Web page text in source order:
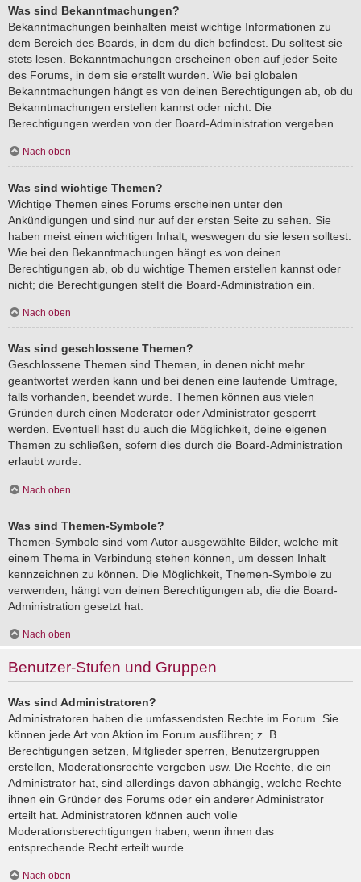
Was sind Bekanntmachungen?
Bekanntmachungen beinhalten meist wichtige Informationen zu
dem Bereich des Boards, in dem du dich befindest. Du solltest sie
stets lesen. Bekanntmachungen erscheinen oben auf jeder Seite
des Forums, in dem sie erstellt wurden. Wie bei globalen
Bekanntmachungen hängt es von deinen Berechtigungen ab, ob du
Bekanntmachungen erstellen kannst oder nicht. Die
Berechtigungen werden von der Board-Administration vergeben.
Nach oben
Was sind wichtige Themen?
Wichtige Themen eines Forums erscheinen unter den
Ankündigungen und sind nur auf der ersten Seite zu sehen. Sie
haben meist einen wichtigen Inhalt, weswegen du sie lesen solltest.
Wie bei den Bekanntmachungen hängt es von deinen
Berechtigungen ab, ob du wichtige Themen erstellen kannst oder
nicht; die Berechtigungen stellt die Board-Administration ein.
Nach oben
Was sind geschlossene Themen?
Geschlossene Themen sind Themen, in denen nicht mehr
geantwortet werden kann und bei denen eine laufende Umfrage,
falls vorhanden, beendet wurde. Themen können aus vielen
Gründen durch einen Moderator oder Administrator gesperrt
werden. Eventuell hast du auch die Möglichkeit, deine eigenen
Themen zu schließen, sofern dies durch die Board-Administration
erlaubt wurde.
Nach oben
Was sind Themen-Symbole?
Themen-Symbole sind vom Autor ausgewählte Bilder, welche mit
einem Thema in Verbindung stehen können, um dessen Inhalt
kennzeichnen zu können. Die Möglichkeit, Themen-Symbole zu
verwenden, hängt von deinen Berechtigungen ab, die die Board-
Administration gesetzt hat.
Nach oben
Benutzer-Stufen und Gruppen
Was sind Administratoren?
Administratoren haben die umfassendsten Rechte im Forum. Sie
können jede Art von Aktion im Forum ausführen; z. B.
Berechtigungen setzen, Mitglieder sperren, Benutzergruppen
erstellen, Moderationsrechte vergeben usw. Die Rechte, die ein
Administrator hat, sind allerdings davon abhängig, welche Rechte
ihnen ein Gründer des Forums oder ein anderer Administrator
erteilt hat. Administratoren können auch volle
Moderationsberechtigungen haben, wenn ihnen das
entsprechende Recht erteilt wurde.
Nach oben